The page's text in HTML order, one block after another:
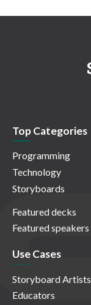
Top Categories
Programming
Technology
Storyboards
Featured decks
Featured speakers
Use Cases
Storyboard Artists
Educators